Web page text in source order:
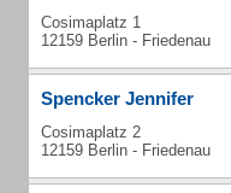
Cosimaplatz 1
12159 Berlin - Friedenau
Spencker Jennifer
Cosimaplatz 2
12159 Berlin - Friedenau